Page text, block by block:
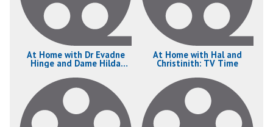
At Home with Dr Evadne
Hinge and Dame Hilda
At Home with Hal and
Christinith: TV Time